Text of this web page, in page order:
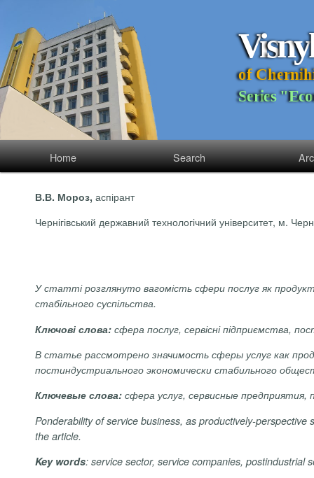
Visny
of Chernih
Series "Eco
Home Search
В.В. Мороз, аспірант
Чернігівський державний технологічний університет, м.
У статті розглянуто вагомість сфери послуг як
стабільного суспільства.
Ключові слова: сфера послуг, сервісні підприємства,
В статье рассмотрено значимость сферы услуг как
постиндустриального экономически стабильного
Ключевые слова: сфера услуг, сервисные
Ponderability of service business, as productively-
the article.
Key words: service sector, service companies, postindustrial